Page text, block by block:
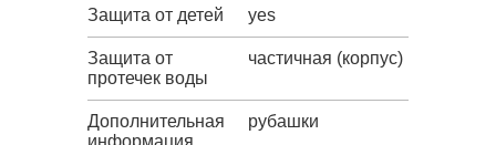
Защита от детей yes
Защита от
протечек воды
частичная (корпус)
Дополнительная
информация
рубашки